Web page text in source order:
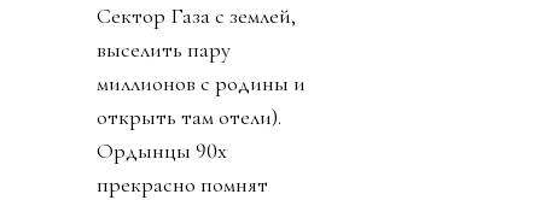
Сектор Газа с землей,
выселить пару
миллионов с родины и
открыть там отели).
Ордынцы 90х
прекрасно помнят